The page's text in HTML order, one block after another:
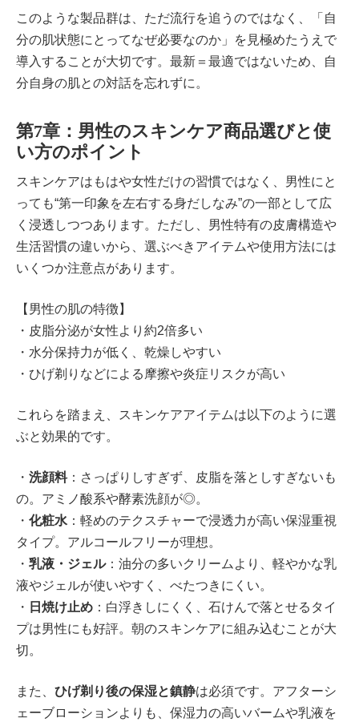
このような製品群は、ただ流行を追うのではなく、「自
分の肌状態にとってなぜ必要なのか」を見極めたうえで
導入することが大切です。最新＝最適ではないため、自
分自身の肌との対話を忘れずに。
第7章：男性のスキンケア商品選びと使
い方のポイント
スキンケアはもはや女性だけの習慣ではなく、男性にと
っても“第一印象を左右する身だしなみ”の一部として広
く浸透しつつあります。ただし、男性特有の皮膚構造や
生活習慣の違いから、選ぶべきアイテムや使用方法には
いくつか注意点があります。
【男性の肌の特徴】
・皮脂分泌が女性より約2倍多い
・水分保持力が低く、乾燥しやすい
・ひげ剃りなどによる摩擦や炎症リスクが高い
これらを踏まえ、スキンケアアイテムは以下のように選
ぶと効果的です。
・ 洗顔料：さっぱりしすぎず、皮脂を落としすぎないも
の。アミノ酸系や酵素洗顔が◎。
・ 化粧水 ：軽めのテクスチャーで浸透力が高い保湿重視
タイプ。アルコールフリーが理想。
・ 乳液・ジェル：油分の多いクリームより、軽やかな乳
液やジェルが使いやすく、べたつきにくい。
・ 日焼け止め ：白浮きしにくく、石けんで落とせるタイ
プは男性にも好評。朝のスキンケアに組み込むことが大
切。
また、 ひげ剃り後の保湿と鎮静は必須です。アフターシ
ェーブローションよりも、保湿力の高いバームや乳液を